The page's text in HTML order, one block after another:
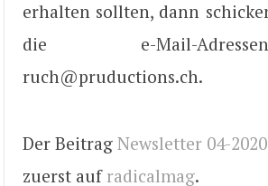
erhalten sollten, dann
die e-Mail-
ruch@pruductions.ch.
Der Beitrag Newsletter 04-2020
zuerst auf radicalmag.